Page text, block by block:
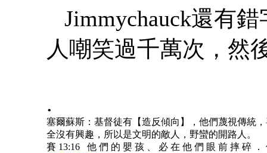
Jimmychauck還有
人嘲笑過千萬次，然
.
塞爾蘇斯：基督徒有【造反傾向】，他們蔑視傳統
全沒有興趣，所以是文明的敵人，野蠻的開路人。
賽 13:16 他 們 的 嬰 孩 、 必 在 他 們 眼 前 摔 碎